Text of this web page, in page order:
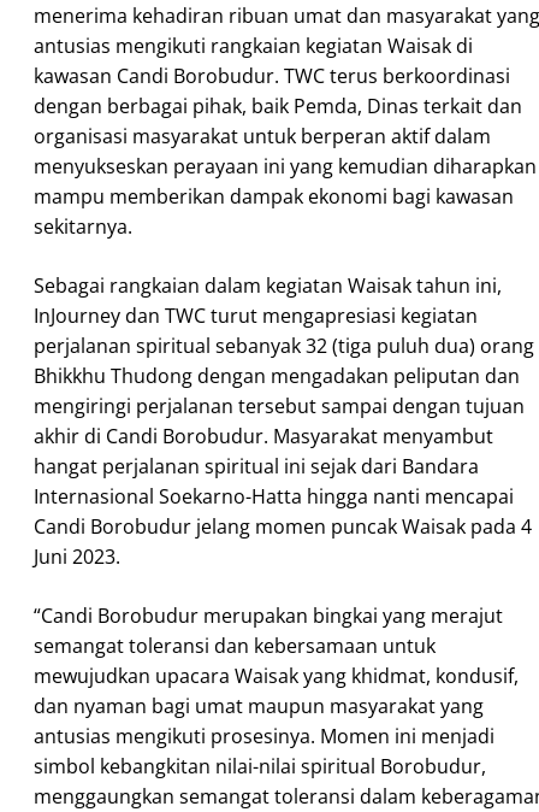
menerima kehadiran ribuan umat dan masyarakat yang
antusias mengikuti rangkaian kegiatan Waisak di
kawasan Candi Borobudur. TWC terus berkoordinasi
dengan berbagai pihak, baik Pemda, Dinas terkait dan
organisasi masyarakat untuk berperan aktif dalam
menyukseskan perayaan ini yang kemudian diharapkan
mampu memberikan dampak ekonomi bagi kawasan
sekitarnya.
Sebagai rangkaian dalam kegiatan Waisak tahun ini,
InJourney dan TWC turut mengapresiasi kegiatan
perjalanan spiritual sebanyak 32 (tiga puluh dua) orang
Bhikkhu Thudong dengan mengadakan peliputan dan
mengiringi perjalanan tersebut sampai dengan tujuan
akhir di Candi Borobudur. Masyarakat menyambut
hangat perjalanan spiritual ini sejak dari Bandara
Internasional Soekarno-Hatta hingga nanti mencapai
Candi Borobudur jelang momen puncak Waisak pada 4
Juni 2023.
“Candi Borobudur merupakan bingkai yang merajut
semangat toleransi dan kebersamaan untuk
mewujudkan upacara Waisak yang khidmat, kondusif,
dan nyaman bagi umat maupun masyarakat yang
antusias mengikuti prosesinya. Momen ini menjadi
simbol kebangkitan nilai-nilai spiritual Borobudur,
menggaungkan semangat toleransi dalam